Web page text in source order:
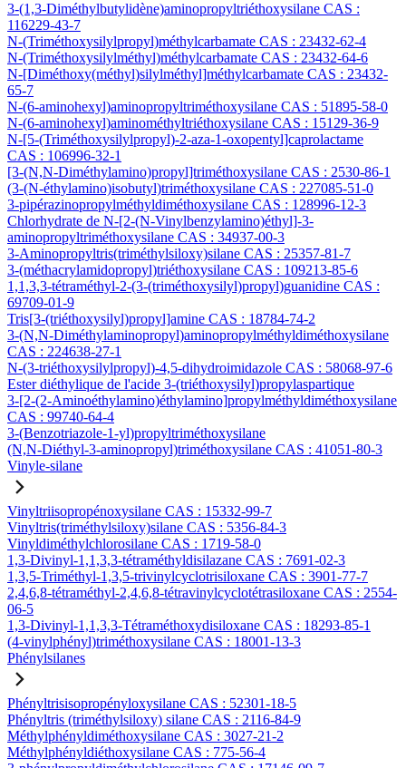
3-(1,3-Diméthylbutylidène)aminopropyltriéthoxysilane CAS :
116229-43-7
N-(Triméthoxysilylpropyl)méthylcarbamate CAS : 23432-62-4
N-(Triméthoxysilylméthyl)méthylcarbamate CAS : 23432-64-6
N-[Diméthoxy(méthyl)silylméthyl]méthylcarbamate CAS : 23432-
65-7
N-(6-aminohexyl)aminopropyltriméthoxysilane CAS : 51895-58-0
N-(6-aminohexyl)aminométhyltriéthoxysilane CAS : 15129-36-9
N-[5-(Triméthoxysilylpropyl)-2-aza-1-oxopentyl]caprolactame
CAS : 106996-32-1
[3-(N,N-Diméthylamino)propyl]triméthoxysilane CAS : 2530-86-1
(3-(N-éthylamino)isobutyl)triméthoxysilane CAS : 227085-51-0
3-pipérazinopropylméthyldiméthoxysilane CAS : 128996-12-3
Chlorhydrate de N-[2-(N-Vinylbenzylamino)éthyl]-3-
aminopropyltriméthoxysilane CAS : 34937-00-3
3-Aminopropyltris(triméthylsiloxy)silane CAS : 25357-81-7
3-(méthacrylamidopropyl)triéthoxysilane CAS : 109213-85-6
1,1,3,3-tétraméthyl-2-(3-(triméthoxysilyl)propyl)guanidine CAS :
69709-01-9
Tris[3-(triéthoxysilyl)propyl]amine CAS : 18784-74-2
3-(N,N-Diméthylaminopropyl)aminopropylméthyldiméthoxysilane
CAS : 224638-27-1
N-(3-triéthoxysilylpropyl)-4,5-dihydroimidazole CAS : 58068-97-6
Ester diéthylique de l'acide 3-(triéthoxysilyl)propylaspartique
3-[2-(2-Aminoéthylamino)éthylamino]propylméthyldiméthoxysilane
CAS : 99740-64-4
3-(Benzotriazole-1-yl)propyltriméthoxysilane
(N,N-Diéthyl-3-aminopropyl)triméthoxysilane CAS : 41051-80-3
Vinyle-silane
Vinyltriisopropénoxysilane CAS : 15332-99-7
Vinyltris(triméthylsiloxy)silane CAS : 5356-84-3
Vinyldiméthylchlorosilane CAS : 1719-58-0
1,3-Divinyl-1,1,3,3-tétraméthyldisilazane CAS : 7691-02-3
1,3,5-Triméthyl-1,3,5-trivinylcyclotrisiloxane CAS : 3901-77-7
2,4,6,8-tétraméthyl-2,4,6,8-tétravinylcyclotétrasiloxane CAS : 2554-
06-5
1,3-Divinyl-1,1,3,3-Tétraméthoxydisiloxane CAS : 18293-85-1
(4-vinylphényl)triméthoxysilane CAS : 18001-13-3
Phénylsilanes
Phényltrisisopropényloxysilane CAS : 52301-18-5
Phényltris (triméthylsiloxy) silane CAS : 2116-84-9
Méthylphényldiméthoxysilane CAS : 3027-21-2
Méthylphényldiéthoxysilane CAS : 775-56-4